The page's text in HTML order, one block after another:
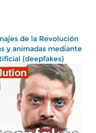
de la Revolución
y animadas mediante
(deepfakes)